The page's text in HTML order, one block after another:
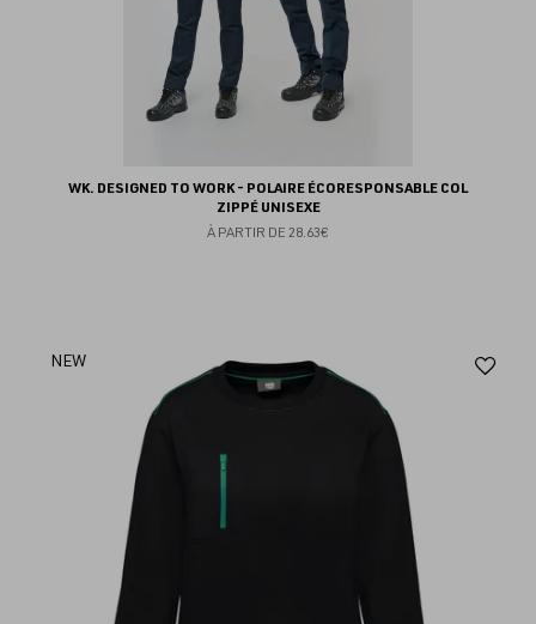
WK. DESIGNED TO WORK - POLAIRE ÉCORESPONSABLE COL
ZIPPÉ UNISEXE
À PARTIR DE 28.63€
NEW